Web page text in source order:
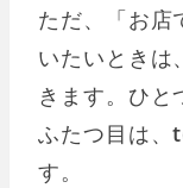
ただ、「お店
いたいときは
きます。ひと
ふたつ目は、
す。